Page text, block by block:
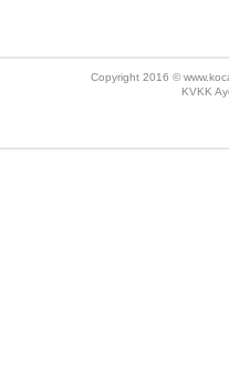
Copyright 2016 ©
KVKK